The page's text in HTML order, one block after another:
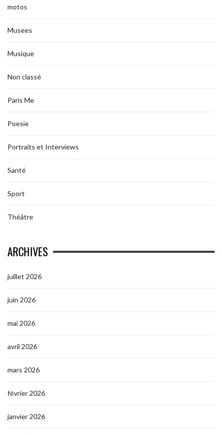
motos
Musees
Musique
Non classé
Paris Me
Poesie
Portraits et Interviews
Santé
Sport
Théâtre
ARCHIVES
juillet 2026
juin 2026
mai 2026
avril 2026
mars 2026
février 2026
janvier 2026